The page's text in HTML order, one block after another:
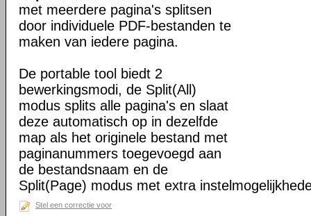
met meerdere pagina's splitsen
door individuele PDF-bestanden te
maken van iedere pagina.
De portable tool biedt 2
bewerkingsmodi, de Split(All)
modus splits alle pagina's en slaat
deze automatisch op in dezelfde
map als het originele bestand met
paginanummers toegevoegd aan
de bestandsnaam en de
Split(Page) modus met extra
Stel een correctie voor